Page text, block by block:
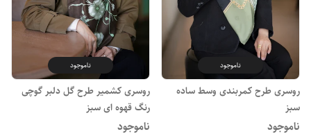
ناموجود
روسری طرح کمربندی وسط ساده
سبز
ناموجود
ناموجود
روسری کشمیر طرح گل دلبر گوچی
رنگ قهوه ای سبز
ناموجود